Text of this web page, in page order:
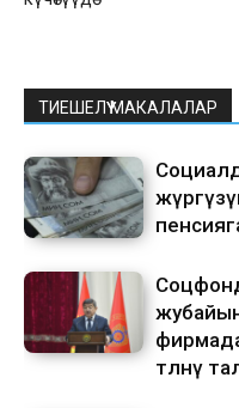
ТИЕШЕЛҮҮ МАКАЛАЛАР
төлөөнү